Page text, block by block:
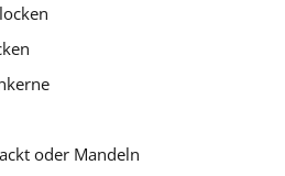
oder Mandeln